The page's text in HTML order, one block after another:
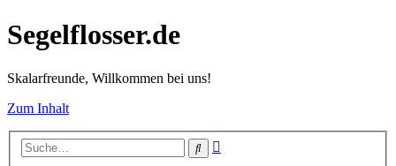
Segelflosser.de
Skalarfreunde, Willkommen bei uns!
Zum Inhalt
Suche